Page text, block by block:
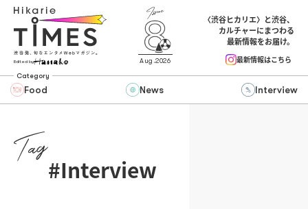
Edited by Aug.2026
〈渋谷ヒカリエ〉と渋谷、
カルチャーにまつわる
最新情報をお届け。
最新情報はこちら
Category
Food News Interview
#Interview | Hikarie TIMES
#Interview